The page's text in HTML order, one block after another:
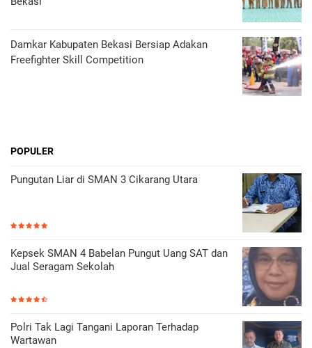
Damkar Kabupaten Bekasi Bersiap Adakan
Freefighter Skill Competition
POPULER
Pungutan Liar di SMAN 3 Cikarang Utara
Kepsek SMAN 4 Babelan Pungut Uang SAT dan
Jual Seragam Sekolah
Polri Tak Lagi Tangani Laporan Terhadap
Wartawan